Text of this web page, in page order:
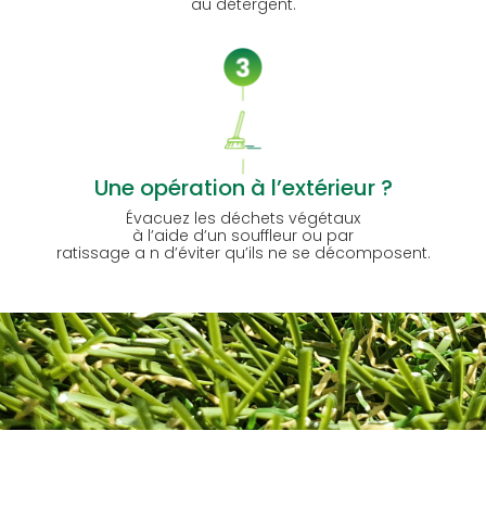
Une opération à l’extérieur ?
Évacuez les déchets végétaux
à l’aide d’un souffleur ou par
ratissage a n d’éviter qu’ils ne se décomposent.